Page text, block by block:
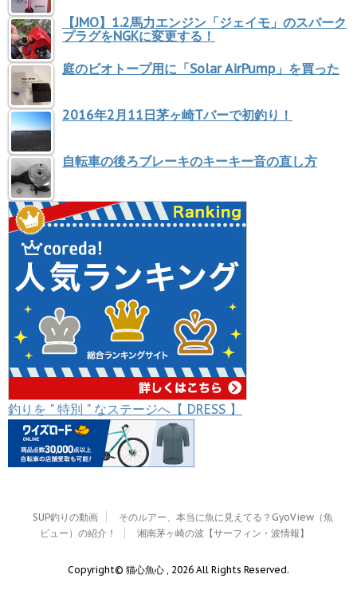
【JMO】1.2馬力エンジン「ジェイモ」のスパーク
プラグをNGKに変更する！
庭のビオトープ用に「Solar AirPump」を買った
2016年2月11日茅ヶ崎Tバーで初釣り！
自転車の後ろブレーキのキーキー音の直し方
釣りを " 特別 " なステージへ【 DRESS 】
SUP釣りの動画
そのルアー、本当に魚に見えてる？GyoView（魚
ビュー）の紹介！
湘南茅ヶ崎の波【サーフィン・波情報】
Copyright© 猫心魚心 , 2026 All Rights Reserved.